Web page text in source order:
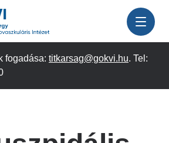
fogadása: titkarsag@gokvi.hu. Tel: